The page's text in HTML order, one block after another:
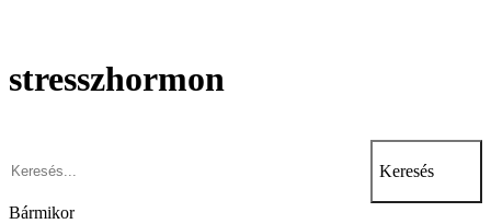
stresszhormon
Keresés
Bármikor